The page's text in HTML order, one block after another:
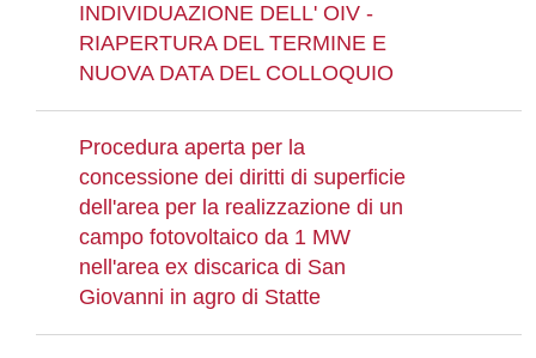
INDIVIDUAZIONE DELL' OIV -
RIAPERTURA DEL TERMINE E
NUOVA DATA DEL COLLOQUIO
Procedura aperta per la
concessione dei diritti di superficie
dell'area per la realizzazione di un
campo fotovoltaico da 1 MW
nell'area ex discarica di San
Giovanni in agro di Statte